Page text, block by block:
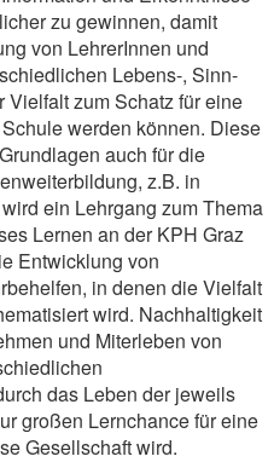
zu gewinnen, damit
von LehrerInnen und
Lebens-, Sinn-
Vielfalt zum Schatz für eine
werden können. Diese
auch für die
z.B. in
ein Lehrgang zum Thema
Lernen an der KPH Graz
Entwicklung von
in denen die Vielfalt
wird. Nachhaltigkeit
und Miterleben von
das Leben der jeweils
großen Lernchance für eine
Gesellschaft wird.